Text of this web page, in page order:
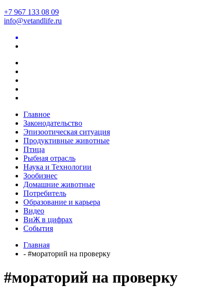
+7 967 133 08 09
info@vetandlife.ru
Главное
Законодательство
Эпизоотическая ситуация
Продуктивные животные
Птица
Рыбная отрасль
Наука и Технологии
Зообизнес
Домашние животные
Потребитель
Образование и карьера
Видео
ВиЖ в цифрах
События
Главная
- #мораторий на проверку
#мораторий на проверку